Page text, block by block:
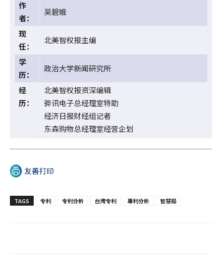
作
者：
吴碧娥
现
任：
北美智权报主编
学
历：
政治大学新闻研究所
经
历：
北美智权报资深编辑
骅讯电子总经理室特助
经济日报财经组记者
东森购物总经理室经营企划
友善打印
TAGS 专利 专利分析 台湾专利 專利分析 智慧局